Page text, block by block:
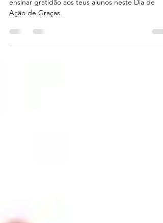
Descobre atividades simples e eficazes para
Ação de Graças.